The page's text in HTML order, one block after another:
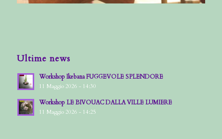
Ultime news
Workshop Ikebana FUGGEVOLE SPLENDORE
11 Maggio 2026 - 14:30
Workshop LE BIVOUAC DALLA VILLE LUMIERE
11 Maggio 2026 - 14:25